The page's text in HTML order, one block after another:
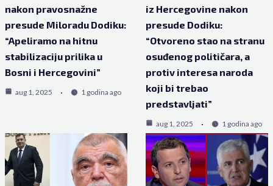
nakon pravosnažne
presude Miloradu Dodiku:
“Apeliramo na hitnu
stabilizaciju prilika u
Bosni i Hercegovini”
aug 1, 2025 1 godina ago
iz Hercegovine nakon
presude Dodiku:
“Otvoreno stao na stranu
osuđenog političara, a
protiv interesa naroda
koji bi trebao
predstavljati”
aug 1, 2025 1 godina ago